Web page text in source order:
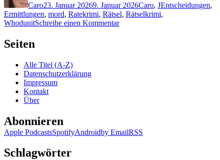
Caro23. Januar 20269. Januar 2026Caro, JEntscheidungen,
Ermittlungen, mord, Ratekrimi, Rätsel, Rätselkrimi,
WhodunitSchreibe einen Kommentarzu
Seiten
Alle Titel (A-Z)
Datenschutzerklärung
Impressum
Kontakt
Über
Abonnieren
Apple PodcastsSpotifyAndroidby EmailRSS
Schlagwörter